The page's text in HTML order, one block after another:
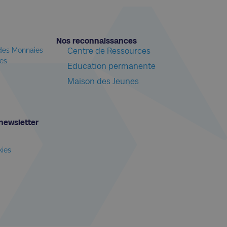
Monnaies
Nos reconnaissances​
Centre de Ressources
Education permanente
Maison des Jeunes